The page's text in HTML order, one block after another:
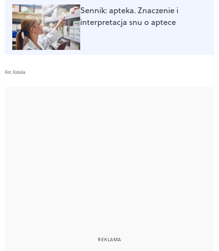
Sennik: apteka. Znaczenie i
interpretacja snu o aptece
Fot. Fotolia